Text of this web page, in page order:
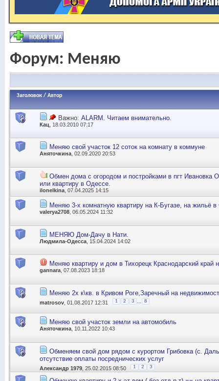
Форум: Меняю
Заголовок / Автор
Важно: ALARM. Читаем внимательно.
Кац , 18.03.2010 07:17
Меняю свой участок 12 соток на комнату в коммуне
Аняточкина, 02.09.2020 20:53
Обмен дома с огородом и постройками в пгт Ивановка
или квартиру в Одессе.
ilonelkina , 07.04.2025 14:15
Меняю 3-х комнатную квартиру на К-Бугазе, на жильё
valerya2708, 06.05.2024 11:32
МЕНЯЮ Дом-Дачу в Нати.
Людмила-Одесса , 15.04.2024 14:02
Меняю квартиру и дом в Тихорецк Краснодарский край
gannara , 07.08.2023 18:18
Меняю 2х к\кв. в Кривом Роге,Заречный на
matrosov , 01.08.2017 12:31 1 2 3 8
Меняю свой участок земли на автомобиль
Аняточкина , 10.11.2022 10:43
Обменяем свой дом рядом с курортом Грибовка (с.
отсутствие оплаты посреднических услуг
Александр 1979 , 25.02.2015 08:50 1 2 3